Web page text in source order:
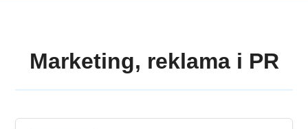
Marketing, reklama i PR